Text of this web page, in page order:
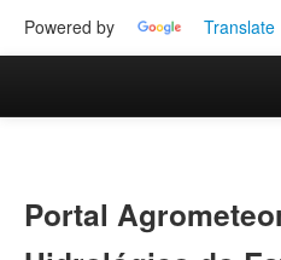
Powered by Translate
Ferramentas
Portal